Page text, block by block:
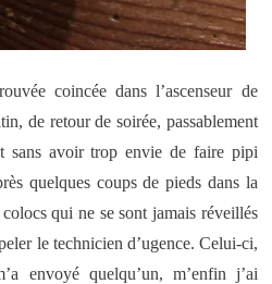
coincée dans l’ascenseur de
de retour de soirée, passablement
sans avoir trop envie de faire pipi
quelques coups de pieds dans la
qui ne se sont jamais réveillés
le technicien d’ugence. Celui-ci,
envoyé quelqu’un, m’enfin j’ai